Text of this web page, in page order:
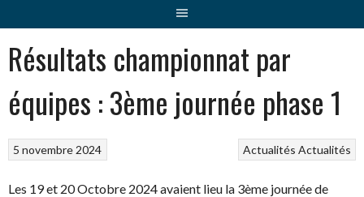
Résultats championnat par
équipes : 3ème journée phase 1
Actualités Actualités
5 novembre 2024
Les 19 et 20 Octobre 2024 avaient lieu la 3ème journée de